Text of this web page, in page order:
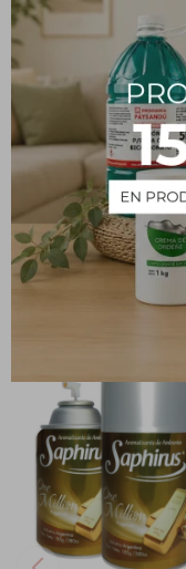
Repuesto Aerosol
PRODUCTOS